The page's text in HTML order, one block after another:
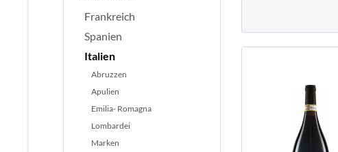
Frankreich
Spanien
Italien
Abruzzen
Apulien
Emilia- Romagna
Lombardei
Marken